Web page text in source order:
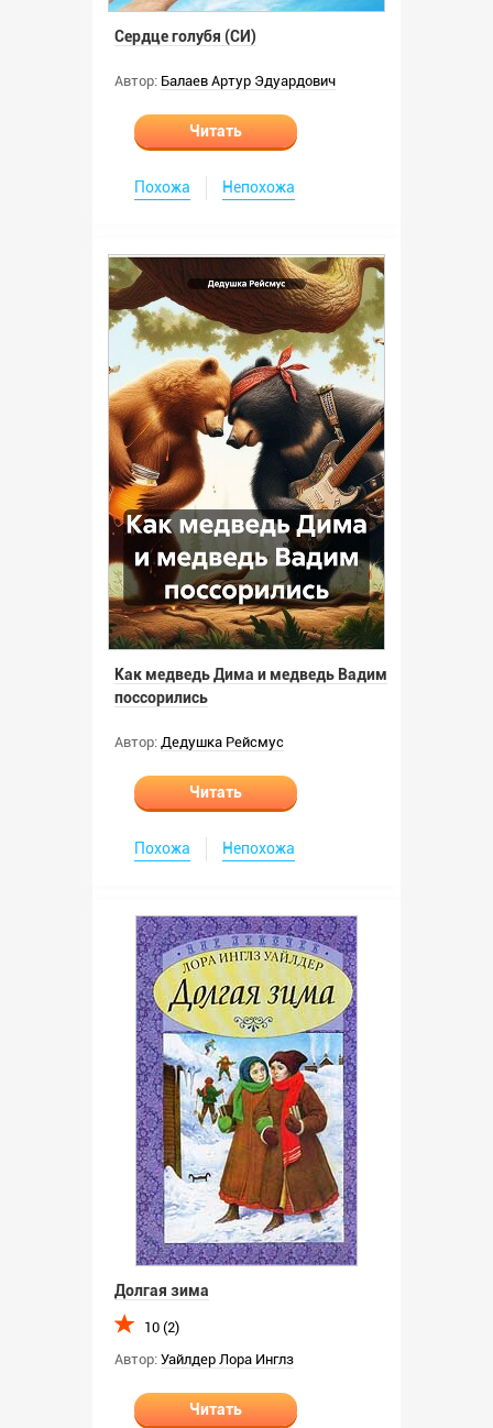
Сердце голубя (СИ)
Автор: Балаев Артур Эдуардович
Читать
Похожа Непохожа
Как медведь Дима и медведь Вадим
поссорились
Автор: Дедушка Рейсмус
Читать
Похожа Непохожа
Долгая зима
10 (2)
Автор: Уайлдер Лора Инглз
Читать